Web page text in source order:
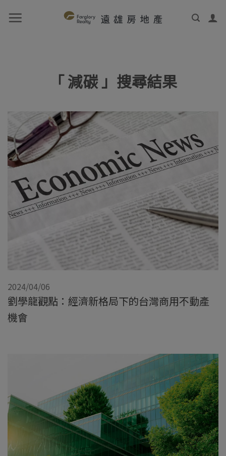
「 減碳 」搜尋結果
2024/04/06
劉學龍觀點：經濟新格局下的台灣商用不動產
機會